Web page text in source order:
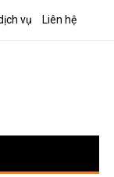
vụ Liên hệ